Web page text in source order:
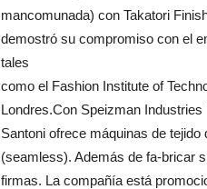
mancomunada) con Takatori
demostró su compromiso con el
tales
como el Fashion Institute of
Londres.Con Speizman
Santoni ofrece máquinas de
(seamless). Además de fa-bricar
firmas. La compañía está